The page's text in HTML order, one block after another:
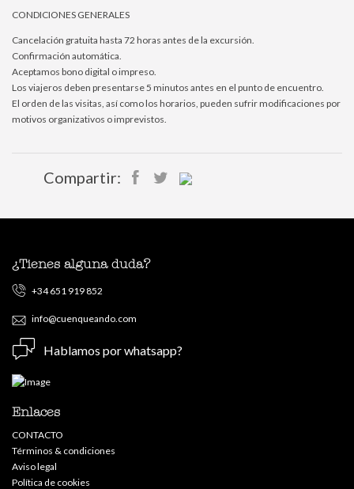
CONDICIONES GENERALES
Cancelación gratuita hasta 72 horas antes de la excursión.
Confirmación automática.
Aceptamos bono digital o impreso.
Los viajeros deben presentarse 5 minutos antes en el punto de encuentro.
El orden de las visitas, así como los horarios, pueden sufrir modificaciones por
motivos organizativos o imprevistos.
Compartir:
¿Tienes alguna duda?
+34 651 919 852
info@cuenqueando.com
Hablamos por whatsapp?
Enlaces
CONTACTO
Términos & condiciones
Aviso legal
Política de cookies